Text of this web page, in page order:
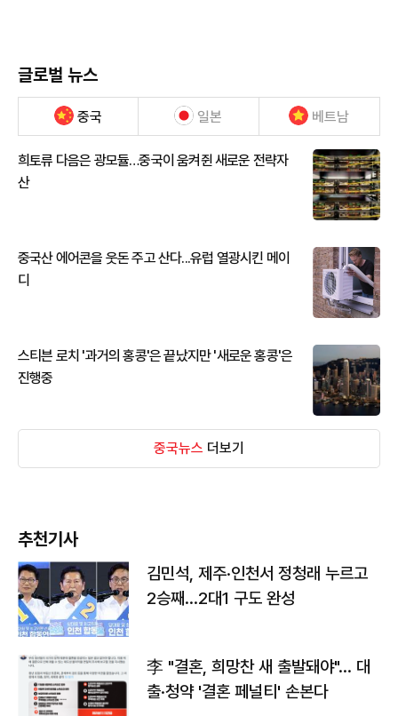
글로벌 뉴스
중국 일본 베트남
희토류 다음은 광모듈…중국이 움켜쥔 새로운 전략자
산
중국산 에어콘을 웃돈 주고 산다...유럽 열광시킨 메이
디
스티븐 로치 '과거의 홍콩'은 끝났지만 '새로운 홍콩'은
진행중
중국뉴스 더보기
추천기사
김민석, 제주·인천서 정청래 누르고
2승째…2대1 구도 완성
李 "결혼, 희망찬 새 출발돼야"… 대
출·청약 '결혼 페널티' 손본다